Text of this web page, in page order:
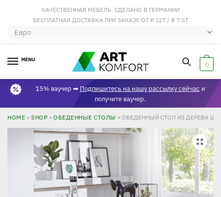
КАЧЕСТВЕННАЯ МЕБЕЛЬ СДЕЛАНО В ГЕРМАНИИ
БЕСПЛАТНАЯ ДОСТАВКА ПРИ ЗАКАЗЕ ОТ ₽ 22Т / ₴ 7.5Т
MENU
0
15% ваучер ➡ Подпишитесь на нашу рассылку сейчас и
получите ваучер.
HOME » SHOP » ОБЕДЕННЫЕ СТОЛЫ » ОБЕДЕННЫЙ СТОЛ ИЗ ДЕРЕВА
🔍